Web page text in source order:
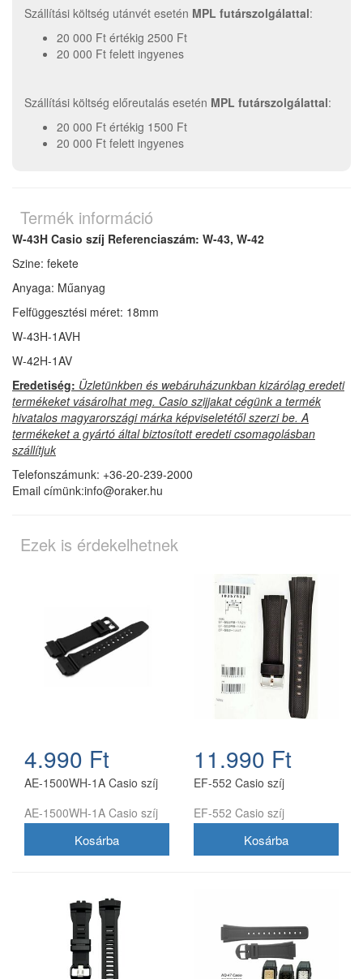
Szállítási költség utánvét esetén MPL futárszolgálattal:
20 000 Ft értékig 2500 Ft
20 000 Ft felett ingyenes
Szállítási költség előreutalás esetén MPL futárszolgálattal:
20 000 Ft értékig 1500 Ft
20 000 Ft felett ingyenes
Termék információ
W-43H Casio szíj Referenciaszám: W-43, W-42
Szine: fekete
Anyaga: Műanyag
Felfüggesztési méret: 18mm
W-43H-1AVH
W-42H-1AV
Eredetiség: Üzletünkben és webáruházunkban kizárólag eredeti
termékeket vásárolhat meg. Casio szijjakat cégünk a termék
hivatalos magyarországi márka képviseletétől szerzi be. A
termékeket a gyártó által biztosított eredeti csomagolásban
szállítjuk
Telefonszámunk: +36-20-239-2000
Email címünk:info@oraker.hu
Ezek is érdekelhetnek
4.990 Ft
AE-1500WH-1A Casio szíj
AE-1500WH-1A Casio szíj
11.990 Ft
EF-552 Casio szíj
EF-552 Casio szíj